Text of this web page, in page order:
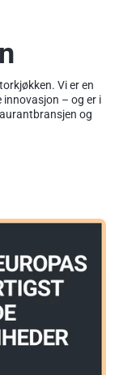
Vi er en
innovasjon – og er i
og